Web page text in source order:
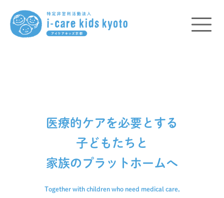
医療的ケアを必要とする
子どもたちと
家族のプラットホームへ
Together with children who need medical care,